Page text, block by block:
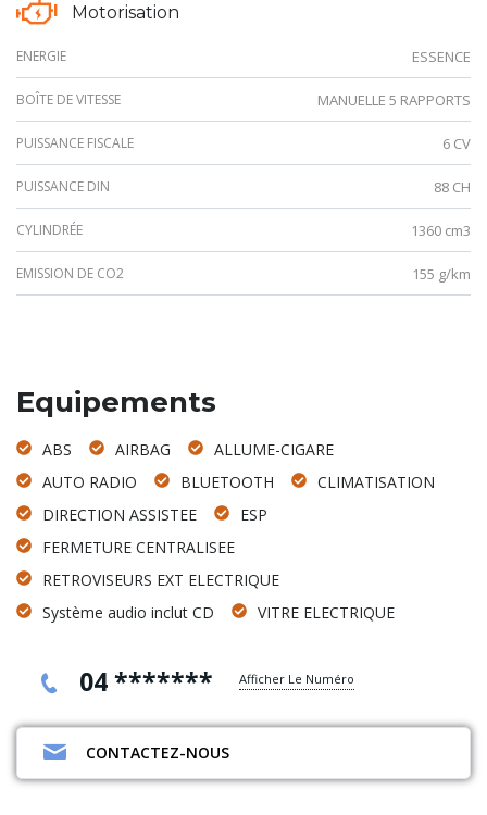
Motorisation
ENERGIE ESSENCE
BOÎTE DE VITESSE MANUELLE 5 RAPPORTS
PUISSANCE FISCALE 6 CV
PUISSANCE DIN 88 CH
CYLINDRÉE 1360 cm3
EMISSION DE CO2 155 g/km
Equipements
ABS AIRBAG
ALLUME-CIGARE
AUTO RADIO
BLUETOOTH
CLIMATISATION
DIRECTION ASSISTEE
ESP
FERMETURE CENTRALISEE
RETROVISEURS EXT ELECTRIQUE
Système audio inclut CD
VITRE ELECTRIQUE
04 ******* Afficher Le Numéro
CONTACTEZ-NOUS